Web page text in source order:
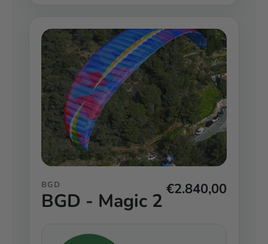
BGD
BGD - Magic 2 €2.840,00